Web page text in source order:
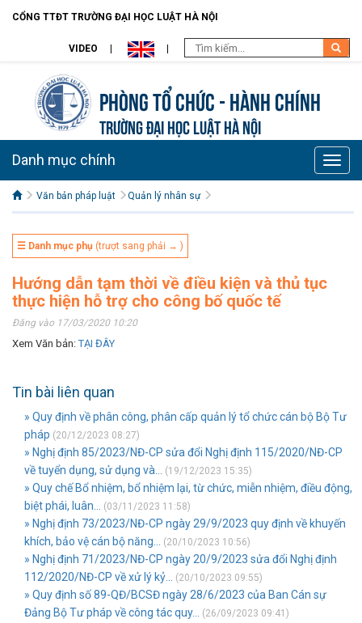
CỔNG TTĐT TRƯỜNG ĐẠI HỌC LUẬT HÀ NỘI
VIDEO
Phòng Tổ chức - Hành chính
TRƯỜNG ĐẠI HỌC LUẬT HÀ NỘI
Toggle
Danh mục chính
Văn bản pháp luật Quản lý nhân sự
☰ Danh mục phụ (trượt sang phải → )
Hướng dẫn tạm thời về điều kiện và thủ tục
thực hiện hỗ trợ cho công bố quốc tế
Đăng vào 17/03/2020 10:20
Xem Văn bản:TẠI ĐÂY
Tin bài liên quan
» Quy định về phân công, phân cấp quản lý tổ chức cán bộ Bộ Tư
pháp (20/12/2023 08:27)
» Nghị định 85/2023/NĐ-CP sửa đổi Nghị định 115/2020/NĐ-CP
về tuyển dụng, sử dụng và...
(19/12/2023 15:35)
» Quy chế Bổ nhiệm, bổ nhiệm lại, từ chức, miễn nhiệm, điều động,
biệt phái, luân...
(03/11/2023 11:58)
» Nghị định 73/2023/NĐ-CP ngày 29/9/2023 quy định về khuyến
khích, bảo vệ cán bộ năng...
(20/10/2023 10:56)
» Nghị định 71/2023/NĐ-CP ngày 20/9/2023 sửa đổi Nghị định
112/2020/NĐ-CP về xử lý kỷ...
(20/10/2023 09:55)
» Quy định số 89-QĐ/BCSĐ ngày 28/6/2023 của Ban Cán sự
Đảng Bộ Tư pháp về công tác quy...
(26/09/2023 09:41)